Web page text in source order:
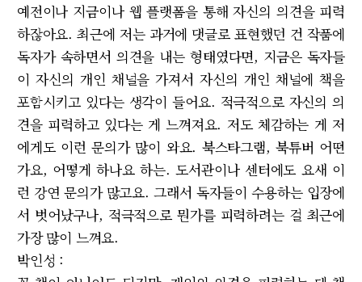
예전이나 지금이나 웹 플랫폼을 통해 자신의 의견을 피력
하잖아요. 최근에 저는 과거에 댓글로 표현했던 건 작품에
독자가 속하면서 의견을 내는 형태였다면, 지금은 독자들
이 자신의 개인 채널을 가져서 자신의 개인 채널에 책을
포함시키고 있다는 생각이 들어요. 적극적으로 자신의 의
견을 피력하고 있다는 게 느껴져요. 저도 체감하는 게 저
에게도 이런 문의가 많이 와요. 북스타그램, 북튜버 어떤
가요, 어떻게 하나요 하는. 도서관이나 센터에도 요새 이
런 강연 문의가 많고요. 그래서 독자들이 수용하는 입장에
서 벗어났구나, 적극적으로 뭔가를 피력하려는 걸 최근에
가장 많이 느껴요.
박인성 :